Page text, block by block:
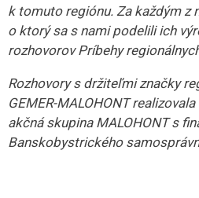
k tomuto regiónu. Za každým z
o ktorý sa s nami podelili ich
rozhovorov Príbehy
Rozhovory s držiteľmi značky
GEMER-MALOHONT
akčná skupina MALOHONT s
Banskobystrického